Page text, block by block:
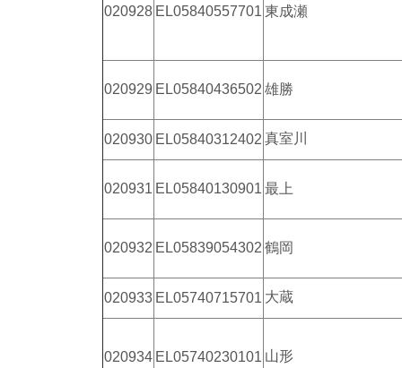
020928 EL05840557701 東成瀬
020929 EL05840436502 雄勝
020930 EL05840312402 真室川
020931 EL05840130901 最上
020932 EL05839054302 鶴岡
020933 EL05740715701 大蔵
020934 EL05740230101 山形